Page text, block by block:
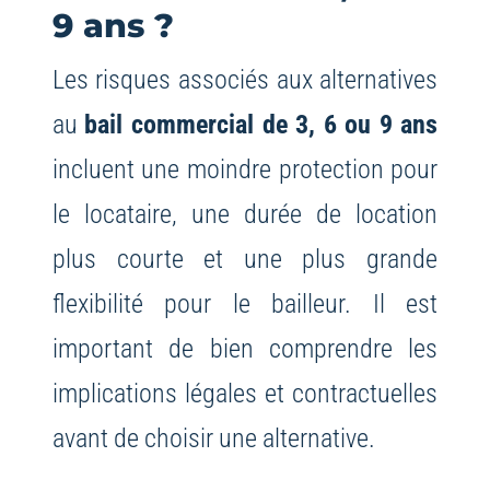
9 ans ?
Les risques associés aux alternatives
au bail commercial de 3, 6 ou 9 ans
incluent une moindre protection pour
le locataire, une durée de location
plus courte et une plus grande
flexibilité pour le bailleur. Il est
important de bien comprendre les
implications légales et contractuelles
avant de choisir une alternative.